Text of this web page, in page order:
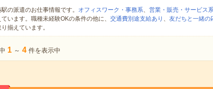
の派遣のお仕事情報です。 オフィスワーク・事務系、 営業・販売・サービス
ています。職種未経験OKの条件の他に、 交通費別途支給あり 、 友だちと一緒の
揃えています。
1 ～ 4 件を表示中